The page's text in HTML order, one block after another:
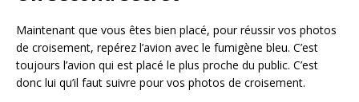
Maintenant que vous êtes bien placé, pour réussir vos photos
de croisement, repérez l’avion avec le fumigène bleu. C’est
toujours l’avion qui est placé le plus proche du public. C’est
donc lui qu’il faut suivre pour vos photos de croisement.